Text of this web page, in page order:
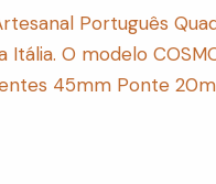
Português
O modelo
45mm Ponte